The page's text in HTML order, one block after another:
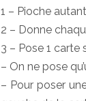
1 – Pioche
2 – Donne
3 – Pose 1 carte
– On ne pose
– Pour poser